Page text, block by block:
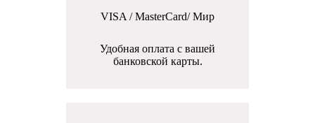
VISA / MasterCard/ Мир
Удобная оплата с вашей
банковской карты.